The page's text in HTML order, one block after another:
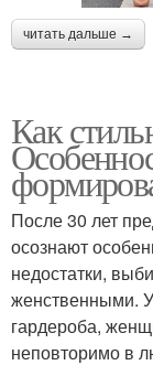
читать дальше →
Как
После 30 лет
осознают
недостатки,
женственными.
гардероба,
неповторимо в